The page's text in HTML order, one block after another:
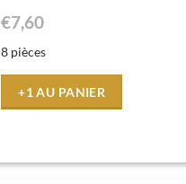
€7,60
8 pièces
+1 AU PANIER